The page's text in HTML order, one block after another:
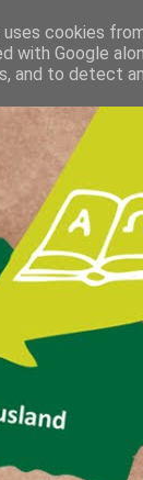
cookies
with Google
and to detect